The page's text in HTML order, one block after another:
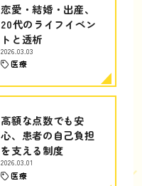
恋愛・結婚・出産、
20代のライフイベン
トと透析
2026.03.03
医療
高額な点数でも安
心、患者の自己負担
を支える制度
2026.03.01
医療